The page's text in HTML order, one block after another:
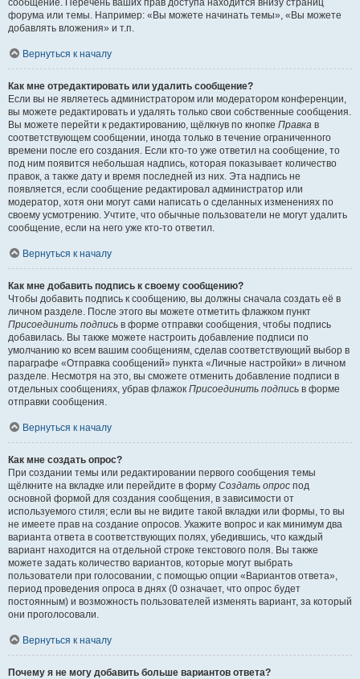
сообщение. Перечень ваших прав доступа находится внизу страниц
форума или темы. Например: «Вы можете начинать темы», «Вы можете
добавлять вложения» и т.п.
Вернуться к началу
Как мне отредактировать или удалить сообщение?
Если вы не являетесь администратором или модератором конференции,
вы можете редактировать и удалять только свои собственные сообщения.
Вы можете перейти к редактированию, щёлкнув по кнопке Правка в
соответствующем сообщении, иногда только в течение ограниченного
времени после его создания. Если кто-то уже ответил на сообщение, то
под ним появится небольшая надпись, которая показывает количество
правок, а также дату и время последней из них. Эта надпись не
появляется, если сообщение редактировал администратор или
модератор, хотя они могут сами написать о сделанных изменениях по
своему усмотрению. Учтите, что обычные пользователи не могут удалить
сообщение, если на него уже кто-то ответил.
Вернуться к началу
Как мне добавить подпись к своему сообщению?
Чтобы добавить подпись к сообщению, вы должны сначала создать её в
личном разделе. После этого вы можете отметить флажком пункт
Присоединить подпись в форме отправки сообщения, чтобы подпись
добавилась. Вы также можете настроить добавление подписи по
умолчанию ко всем вашим сообщениям, сделав соответствующий выбор в
параграфе «Отправка сообщений» пункта «Личные настройки» в личном
разделе. Несмотря на это, вы сможете отменить добавление подписи в
отдельных сообщениях, убрав флажок Присоединить подпись в форме
отправки сообщения.
Вернуться к началу
Как мне создать опрос?
При создании темы или редактировании первого сообщения темы
щёлкните на вкладке или перейдите в форму Создать опрос под
основной формой для создания сообщения, в зависимости от
используемого стиля; если вы не видите такой вкладки или формы, то вы
не имеете прав на создание опросов. Укажите вопрос и как минимум два
варианта ответа в соответствующих полях, убедившись, что каждый
вариант находится на отдельной строке текстового поля. Вы также
можете задать количество вариантов, которые могут выбрать
пользователи при голосовании, с помощью опции «Вариантов ответа»,
период проведения опроса в днях (0 означает, что опрос будет
постоянным) и возможность пользователей изменять вариант, за который
они проголосовали.
Вернуться к началу
Почему я не могу добавить больше вариантов ответа?